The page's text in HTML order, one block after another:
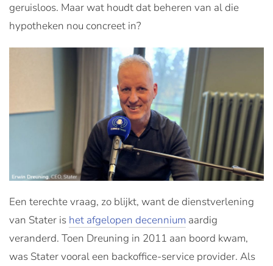
geruisloos. Maar wat houdt dat beheren van al die
hypotheken nou concreet in?
Een terechte vraag, zo blijkt, want de dienstverlening
van Stater is het afgelopen decennium aardig
veranderd. Toen Dreuning in 2011 aan boord kwam,
was Stater vooral een backoffice-service provider. Als